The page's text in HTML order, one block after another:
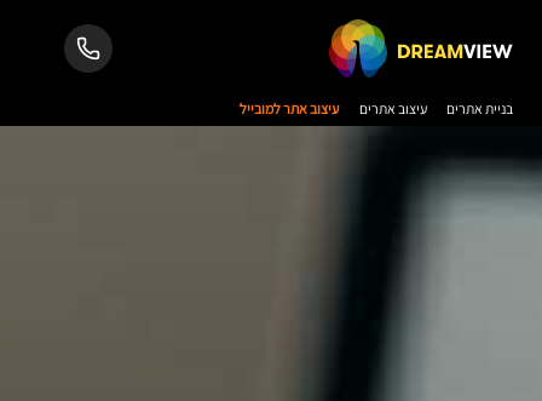
בניית אתרים עיצוב אתרים עיצוב אתר למובייל